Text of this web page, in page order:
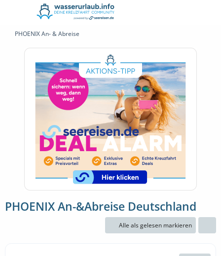
PHOENIX An- & Abreise
PHOENIX An-&Abreise Deutschland
Alle als gelesen markieren